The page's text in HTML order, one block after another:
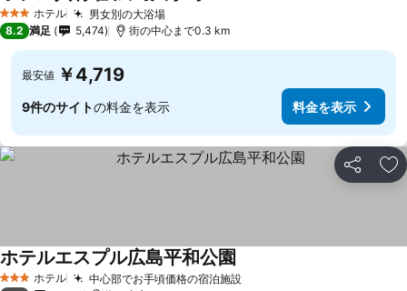
3 ホテルのランク
ホテル 男女別の大浴場料金を表示
8.2 満足 5,474 街の中心まで0.3 km
最安値 ￥4,719
9件のサイトの料金を表示 料金を表示
シェア お
3 ホテルのランク
ホテル 中心部でお手頃価格の宿泊施設料金を表示
ホテルエスプル広島平和公園